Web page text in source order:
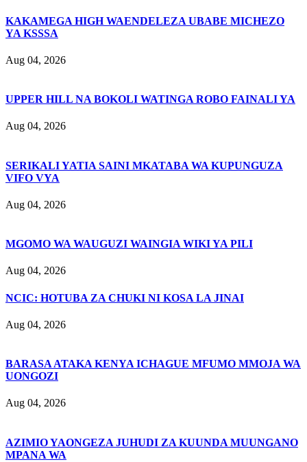
KAKAMEGA HIGH WAENDELEZA UBABE MICHEZO
YA KSSSA
Aug 04, 2026
UPPER HILL NA BOKOLI WATINGA ROBO FAINALI YA
Aug 04, 2026
SERIKALI YATIA SAINI MKATABA WA KUPUNGUZA
VIFO VYA
Aug 04, 2026
MGOMO WA WAUGUZI WAINGIA WIKI YA PILI
Aug 04, 2026
NCIC: HOTUBA ZA CHUKI NI KOSA LA JINAI
Aug 04, 2026
BARASA ATAKA KENYA ICHAGUE MFUMO MMOJA WA
UONGOZI
Aug 04, 2026
AZIMIO YAONGEZA JUHUDI ZA KUUNDA MUUNGANO
MPANA WA